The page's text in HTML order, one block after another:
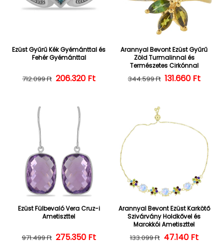
Ezüst Gyűrű Kék Gyémánttal és
Fehér Gyémánttal
Normál ár
712.099 Ft Kedvezményes ár
206.320 Ft
Arannyal Bevont Ezüst Gyűrű
Zöld Turmalinnal és
Természetes Cirkónnal
Normál ár
344.599 Ft 131.660 Ft
Ezüst Fülbevaló Vera Cruz-i
Ametiszttel
Normál ár
971.499 Ft Kedvezményes ár
275.350 Ft
Arannyal Bevont Ezüst Karkötő
Szivárvány Holdkővel és
Marokkói Ametiszttel
Normál ár
133.099 Ft 47.140 Ft